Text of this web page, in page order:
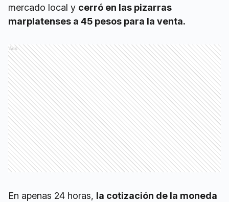
mercado local y cerró en las pizarras
marplatenses a 45 pesos para la venta.
Ads
En apenas 24 horas, la cotización de la moneda